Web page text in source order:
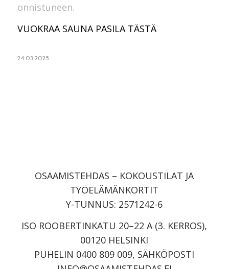
onnistuneen.
VUOKRAA SAUNA PASILA TÄSTÄ
24.03.2025
OSAAMISTEHDAS – KOKOUSTILAT JA
TYÖELÄMÄNKORTIT
Y-TUNNUS: 2571242-6
ISO ROOBERTINKATU 20–22 A (3. KERROS),
00120 HELSINKI
PUHELIN 0400 809 009, SÄHKÖPOSTI